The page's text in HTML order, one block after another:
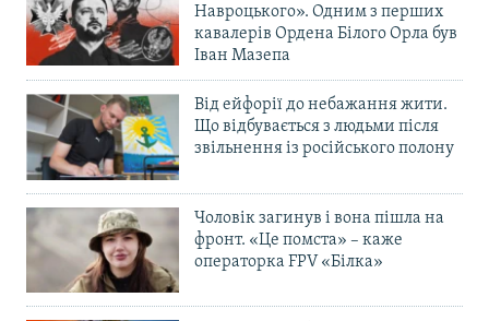
Навроцького». Одним з перших
кавалерів Ордена Білого Орла був
Іван Мазепа
Від ейфорії до небажання жити.
Що відбувається з людьми після
звільнення із російського полону
Чоловік загинув і вона пішла на
фронт. «Це помста» – каже
операторка FPV «Білка»